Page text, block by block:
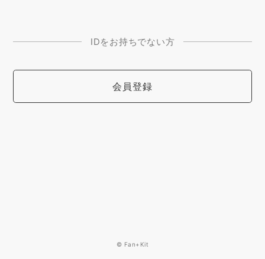
IDをお持ちでない方
会員登録
© Fan+Kit